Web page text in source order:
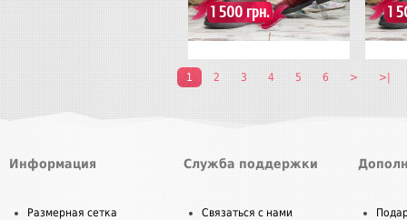
1 500 грн. 1
1 2 3 4 5 6 > >|
Информация
Размерная сетка
Служба поддержки
Связаться с нами